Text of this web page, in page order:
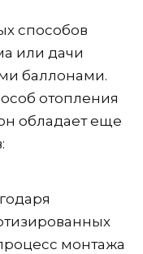
способов
или дачи
баллонами.
отопления
обладает еще
монтажа